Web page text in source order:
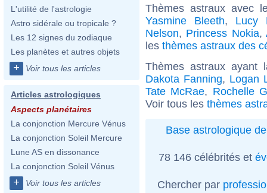
L'utilité de l'astrologie
Astro sidérale ou tropicale ?
Les 12 signes du zodiaque
Les planètes et autres objets
+ Voir tous les articles
Articles astrologiques
Aspects planétaires
La conjonction Mercure Vénus
La conjonction Soleil Mercure
Lune AS en dissonance
La conjonction Soleil Vénus
+ Voir tous les articles
Thèmes astraux avec
Yasmine Bleeth, Lucy
Nelson, Princess Nokia,
les thèmes astraux des
Thèmes astraux
Dakota Fanning, Logan
Tate McRae, Rochelle
Voir tous les thèmes
Base astrologique
78 146 célébrités et
Chercher par